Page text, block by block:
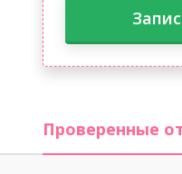
Проверенные